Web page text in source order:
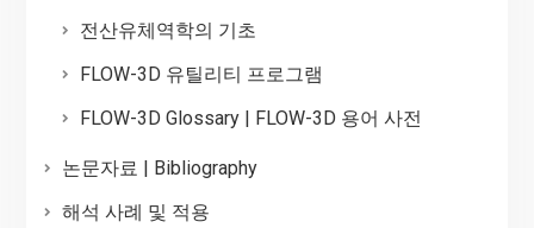
전산유체역학의 기초
FLOW-3D 유틸리티 프로그램
FLOW-3D Glossary | FLOW-3D 용어 사전
논문자료 | Bibliography
해석 사례 및 적용